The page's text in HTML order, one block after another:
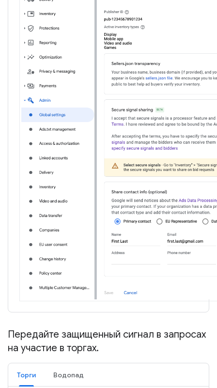
Передайте защищенный сигнал в запросах
на участие в торгах.
Торги Водопад